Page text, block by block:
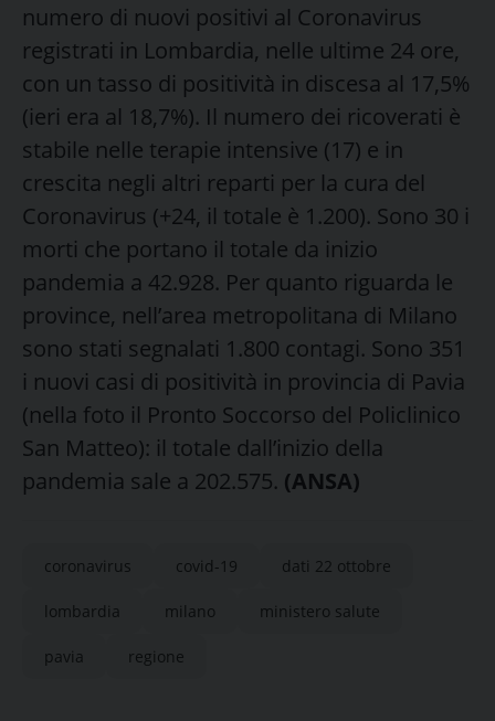
numero di nuovi positivi al Coronavirus
registrati in Lombardia, nelle ultime 24 ore,
con un tasso di positività in discesa al 17,5%
(ieri era al 18,7%). Il numero dei ricoverati è
stabile nelle terapie intensive (17) e in
crescita negli altri reparti per la cura del
Coronavirus (+24, il totale è 1.200). Sono 30 i
morti che portano il totale da inizio
pandemia a 42.928. Per quanto riguarda le
province, nell’area metropolitana di Milano
sono stati segnalati 1.800 contagi. Sono 351
i nuovi casi di positività in provincia di Pavia
(nella foto il Pronto Soccorso del Policlinico
San Matteo): il totale dall’inizio della
pandemia sale a 202.575. (ANSA)
coronavirus covid-19 dati 22 ottobre
lombardia milano ministero salute
pavia regione